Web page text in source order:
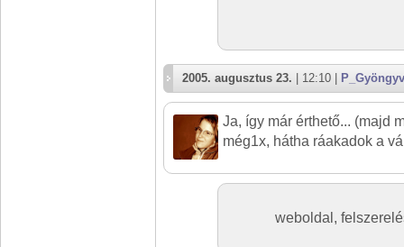
2005. augusztus 23. | 12:10 |
Ja, így már érthető... (majd
még1x, hátha ráakadok a
weboldal,